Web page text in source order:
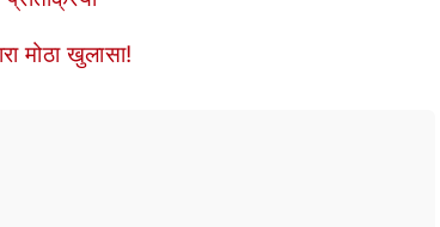
मोठा खुलासा!